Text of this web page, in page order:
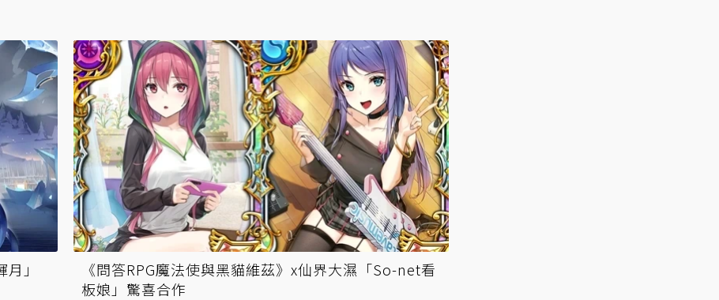
」
《問答RPG魔法使與黑貓維茲》x仙界大濕「So-net看
板娘」驚喜合作